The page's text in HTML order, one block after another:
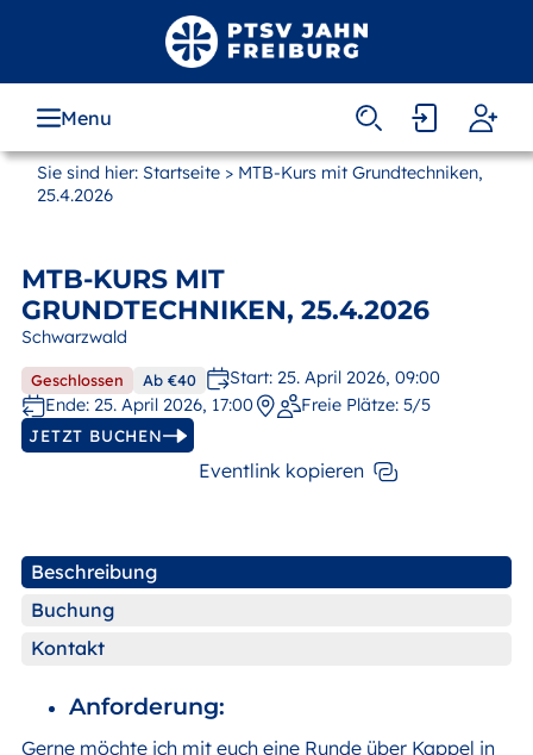
MAIN
NAVIGATION
Menu
Sie sind hier: Startseite> MTB-Kurs mit Grundtechniken,
25.4.2026
MTB-KURS MIT
GRUNDTECHNIKEN, 25.4.2026
Schwarzwald
Geschlossen Ab €40
Start: 25. April 2026, 09:00
Ende: 25. April 2026, 17:00
Freie Plätze: 5/5
JETZT BUCHEN
Eventlink kopieren
Beschreibung
Buchung
Kontakt
Anforderung:
Gerne möchte ich mit euch eine Runde über Kappel in